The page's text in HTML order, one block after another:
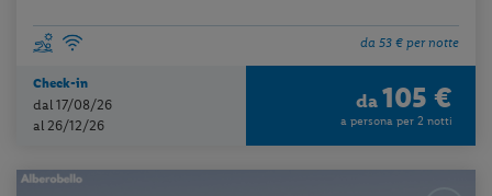
da 53 € per notte
Check-in
dal 17/08/26
al 26/12/26
da 105 €
a persona per 2 notti